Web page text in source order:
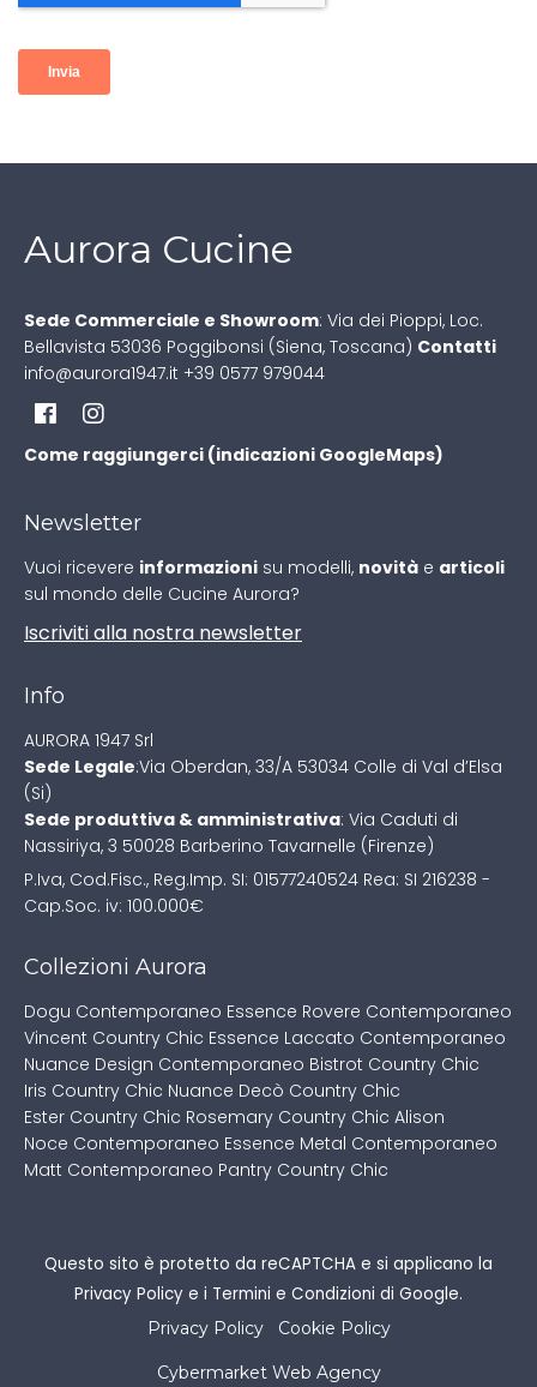
Aurora Cucine
Sede Commerciale e Showroom: Via dei Pioppi, Loc.
Bellavista 53036 Poggibonsi (Siena, Toscana) Contatti
info@aurora1947.it +39 0577 979044
Come raggiungerci (indicazioni GoogleMaps)
Newsletter
Vuoi ricevere informazioni su modelli, novità e articoli
sul mondo delle Cucine Aurora?
Iscriviti alla nostra newsletter
Info
AURORA 1947 Srl
Sede Legale:Via Oberdan, 33/A 53034 Colle di Val d’Elsa
(Si)
Sede produttiva & amministrativa: Via Caduti di
Nassiriya, 3 50028 Barberino Tavarnelle (Firenze)
P.Iva, Cod.Fisc., Reg.Imp. SI: 01577240524 Rea: SI 216238 -
Cap.Soc. iv: 100.000€
Collezioni Aurora
Dogu Contemporaneo Essence Rovere Contemporaneo
Vincent Country Chic Essence Laccato Contemporaneo
Nuance Design Contemporaneo Bistrot Country Chic
Iris Country Chic Nuance Decò Country Chic
Ester Country Chic Rosemary Country Chic Alison
Noce Contemporaneo Essence Metal Contemporaneo
Matt Contemporaneo Pantry Country Chic
Questo sito è protetto da reCAPTCHA e si applicano la
Privacy Policy e i Termini e Condizioni di Google.
Privacy Policy Cookie Policy
Cybermarket Web Agency